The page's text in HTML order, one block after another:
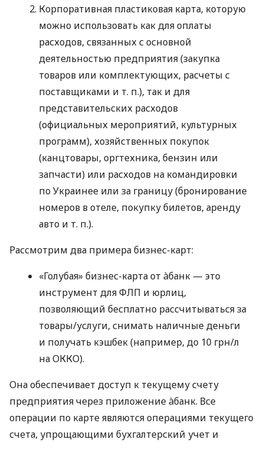
Корпоративная пластиковая карта, которую
можно использовать как для оплаты
расходов, связанных с основной
деятельностью предприятия (закупка
товаров или комплектующих, расчеты с
поставщиками и т. п.), так и для
представительских расходов
(официальных мероприятий, культурных
программ), хозяйственных покупок
(канцтовары, оргтехника, бензин или
запчасти) или расходов на командировки
по Украинее или за границу (бронирование
номеров в отеле, покупку билетов, аренду
авто и т. п.).
Рассмотрим два примера бизнес-карт:
«Голубая» бизнес-карта от àбанк — это
инструмент для ФЛП и юрлиц,
позволяющий бесплатно рассчитываться за
товары/услуги, снимать наличные деньги
и получать кэшбек (например, до 10 грн/л
на ОККО).
Она обеспечивает доступ к текущему счету
предприятия через приложение àбанк. Все
операции по карте являются операциями текущего
счета, упрощающими бухгалтерский учет и